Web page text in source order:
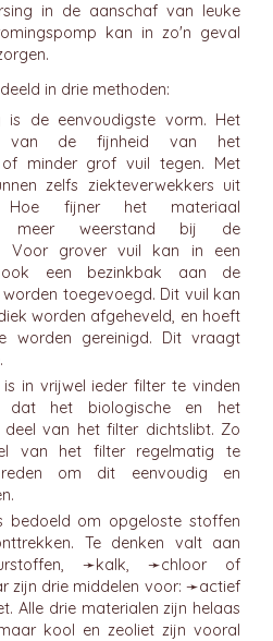
in de aanschaf van leuke
kan in zo'n geval
in drie methoden:
is de eenvoudigste vorm. Het
van de fijnheid van het
minder grof vuil tegen. Met
zelfs ziekteverwekkers uit
Hoe fijner het materiaal
meer weerstand bij de
Voor grover vuil kan in een
een bezinkbak aan de
toegevoegd. Dit vuil kan
worden afgeheveld, en hoeft
worden gereinigd. Dit vraagt
is in vrijwel ieder filter te vinden
dat het biologische en het
deel van het filter dichtslibt. Zo
van het filter regelmatig te
om dit eenvoudig en
bedoeld om opgeloste stoffen
Te denken valt aan
➛kalk, ➛chloorof
zijn drie middelen voor: ➛actief
. Alle drie materialen zijn helaas
kool en zeoliet zijn vooral